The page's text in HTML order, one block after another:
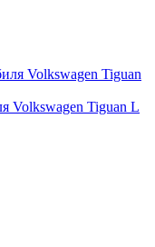
Volkswagen Tiguan L